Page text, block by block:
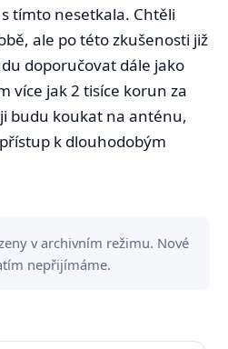
tímto nesetkala. Chtěli
ale po této zkušenosti již
doporučovat dále jako
více jak 2 tisíce korun za
budu koukat na anténu,
k dlouhodobým
v archivním režimu. Nové
nepřijímáme.